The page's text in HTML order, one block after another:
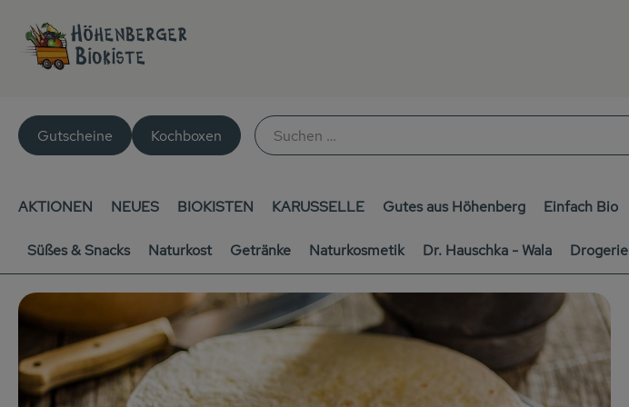
Gutscheine Kochboxen
AKTIONEN NEUES BIOKISTEN KARUSSELLE Gutes aus Höhenberg Einfach Bio
Süßes & Snacks Naturkost Getränke Naturkosmetik Dr. Hauschka - Wala Drogerie